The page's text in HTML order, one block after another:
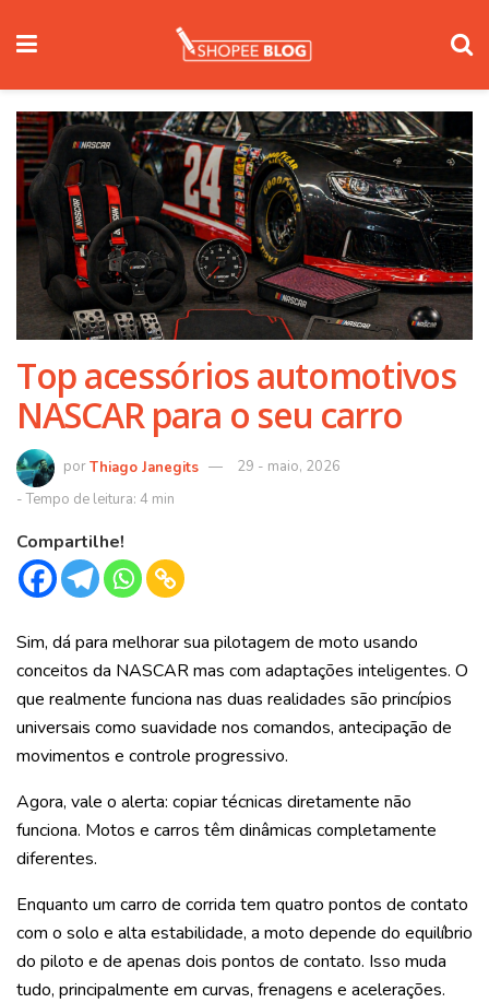
Top acessórios automotivos
NASCAR para o seu carro
Thiago Janegits 29 - maio, 2026
Compartilhe!
Sim, dá para melhorar sua pilotagem de moto usando
conceitos da NASCAR mas com adaptações inteligentes. O
que realmente funciona nas duas realidades são princípios
universais como suavidade nos comandos, antecipação de
movimentos e controle progressivo.
Agora, vale o alerta: copiar técnicas diretamente não
funciona. Motos e carros têm dinâmicas completamente
diferentes.
Enquanto um carro de corrida tem quatro pontos de contato
com o solo e alta estabilidade, a moto depende do equilíbrio
do piloto e de apenas dois pontos de contato. Isso muda
tudo, principalmente em curvas, frenagens e acelerações.